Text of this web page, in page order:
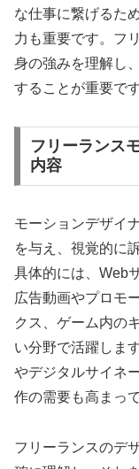
な仕事に繋げるた
力も重要です。フ
身の強みを理解し
することが重要です
フリーランス
内容
モーションデザイ
を与え、視覚的に
具体的には、Web
広告動画やプロモ
クス、ゲーム内の
い分野で活躍しま
やデジタルサイネ
作の需要も高まっ
フリーランスのデ